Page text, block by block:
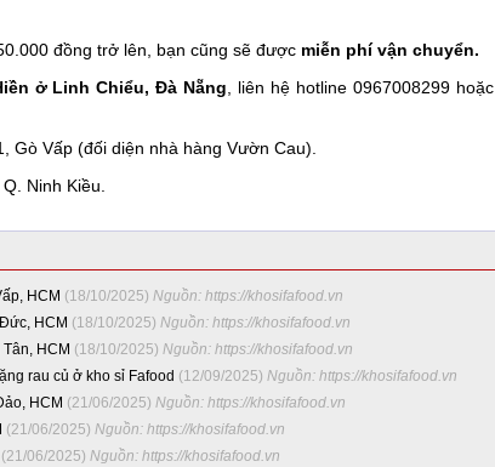
đồng trở lên, bạn cũng sẽ được miễn phí vận chuyển.
ở Linh Chiểu, Đà Nẵng , liên hệ hotline 0967008299 hoặc
Gò Vấp (đối diện nhà hàng Vườn Cau).
Ninh Kiều.
HCM (18/10/2025) Nguồn: https://khosifafood.vn
HCM (18/10/2025) Nguồn: https://khosifafood.vn
HCM (18/10/2025) Nguồn: https://khosifafood.vn
rau củ ở kho sỉ Fafood (12/09/2025) Nguồn: https://khosifafood.vn
HCM (21/06/2025) Nguồn: https://khosifafood.vn
(21/06/2025) Nguồn: https://khosifafood.vn
(21/06/2025) Nguồn: https://khosifafood.vn